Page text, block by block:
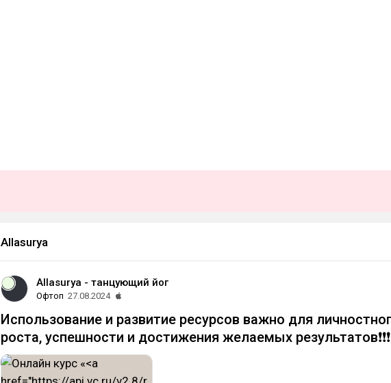
Allasurya
Allasurya - танцующий йог
Офтоп 27.08.2024
Использование и развитие ресурсов важно для
роста, успешности и достижения желаемых результатов❗️❗️❗️